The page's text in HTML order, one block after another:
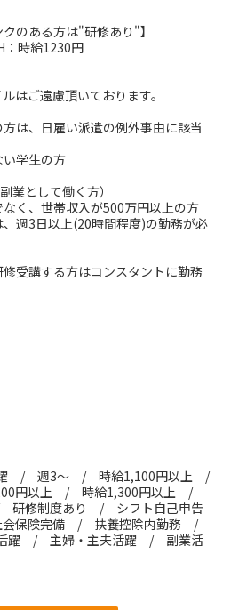
のある方は"研修あり"】
時給1230円
はご遠慮頂いております。
は、日雇い派遣の例外事由に該当
い学生の方
業として働く方）
く、世帯収入が500万円以上の方
週3日以上(20時間程度)の勤務が必
受講する方はコンスタントに勤務
/ 週3～ / 時給1,100円以上 /
円以上 / 時給1,300円以上 /
修制度あり / シフト自己申告
保険完備 / 扶養控除内勤務 /
躍 / 主婦・主夫活躍 / 副業活